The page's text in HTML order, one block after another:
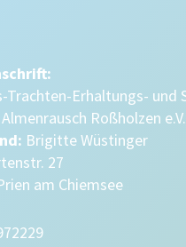
Trachten-Erhaltungs- und
Roßholzen e.V.
Brigitte Wüstinger
27
am Chiemsee